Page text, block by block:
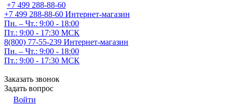
+7 499 288-88-60
+7 499 288-88-60 Интернет-магазин
Пн. – Чт.: 9:00 - 18:00
Пт.: 9:00 - 17:30 МСК
8(800) 77-55-239 Интернет-магазин
Пн. – Чт.: 9:00 - 18:00
Пт.: 9:00 - 17:30 МСК
Заказать звонок
Задать вопрос
Войти